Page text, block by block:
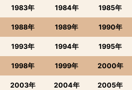
1983年 1984年 1985年
1988年 1989年 1990年
1993年 1994年 1995年
1998年 1999年 2000年
2003年 2004年 2005年